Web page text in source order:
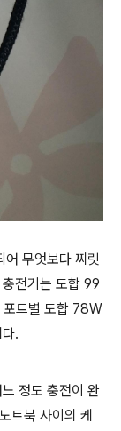
어 무엇보다 찌릿
전기는 도합 99
포트별 도합 78W
.
정도 충전이 완
트북 사이의 케